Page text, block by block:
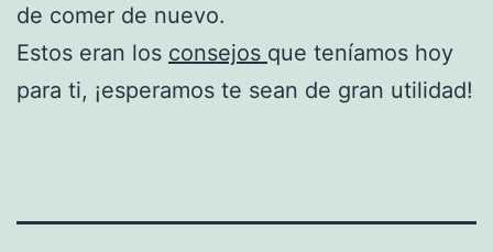
de comer de nuevo.
Estos eran los consejos que teníamos hoy
para ti, ¡esperamos te sean de gran utilidad!